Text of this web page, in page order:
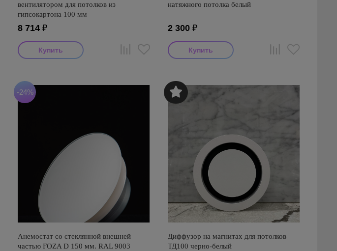
вентилятором для потолков из
гипсокартона 100 мм
8 714 ₽
натяжного потолка белый
2 300₽
-24%
Анемостат со стеклянной внешней
частью FOZA D 150 мм. RAL 9003
Диффузор на магнитах для потолков
ТД100 черно-белый